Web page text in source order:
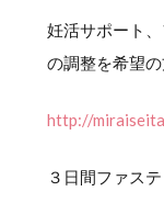
妊活サポート
の調整を希望
http://
３日間ファス